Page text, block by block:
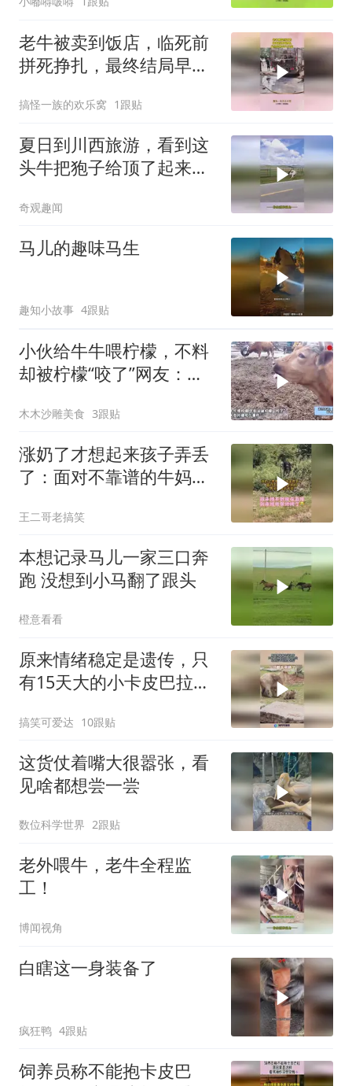
老牛被卖到饭店，临死前
拼死挣扎，最终结局早已
搞怪一族的欢乐窝 1跟贴
夏日到川西旅游，看到这
头牛把狍子给顶了起来，
的实力
奇观趣闻
马儿的趣味马生
趣知小故事 4跟贴
小伙给牛牛喂柠檬，不料
却被柠檬“咬了”网友：大
木木沙雕美食 3跟贴
涨奶了才想起来孩子弄丢
了：面对不靠谱的牛妈
王二哥老搞笑
本想记录马儿一家三口奔
跑 没想到小马翻了跟头
橙意看看
原来情绪稳定是遗传，只
有15天大的小卡皮巴拉，
搞笑可爱达 10跟贴
这货仗着嘴大很嚣张，看
见啥都想尝一尝
数位科学世界 2跟贴
老外喂牛，老牛全程监
工！
博闻视角
白瞎这一身装备了
疯狂鸭 4跟贴
饲养员称不能抱卡皮巴